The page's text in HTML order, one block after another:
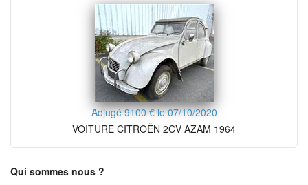
Adjugé 9100 € le 07/10/2020
VOITURE CITROËN 2CV AZAM 1964
Qui sommes nous ?